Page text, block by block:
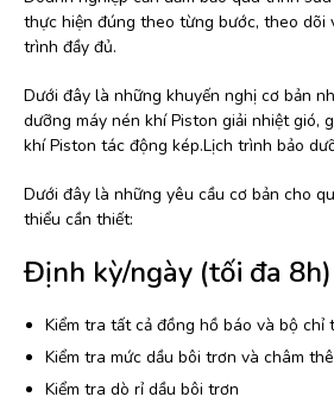
thực hiện đúng theo từng bước, theo dõi
trình đầy đủ.
Dưới đây là những khuyến nghị cơ bản
dưỡng máy nén khí Piston giải nhiệt gió,
khí Piston tác động kép.Lịch trình bảo
Dưới đây là những yêu cầu cơ bản cho
thiểu cần thiết:
Định kỳ/ngày (tối đa 8h)
Kiểm tra tất cả đồng hồ báo và bộ
Kiểm tra mức dầu bôi trơn và châm
Kiểm tra dò rỉ dầu bôi trơn